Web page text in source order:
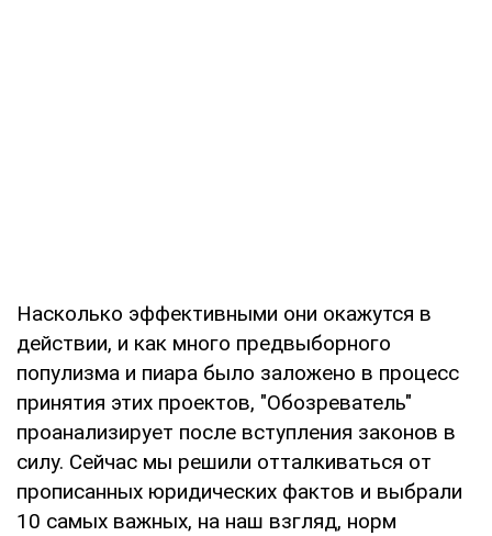
Насколько эффективными они окажутся в
действии, и как много предвыборного
популизма и пиара было заложено в процесс
принятия этих проектов, "Обозреватель"
проанализирует после вступления законов в
силу. Сейчас мы решили отталкиваться от
прописанных юридических фактов и выбрали
10 самых важных, на наш взгляд, норм